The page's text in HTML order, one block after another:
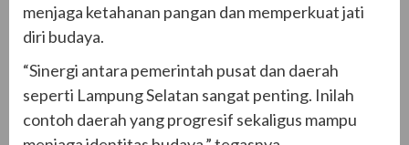
menjaga ketahanan pangan dan memperkuat jati
diri budaya.
“Sinergi antara pemerintah pusat dan daerah
seperti Lampung Selatan sangat penting. Inilah
contoh daerah yang progresif sekaligus mampu